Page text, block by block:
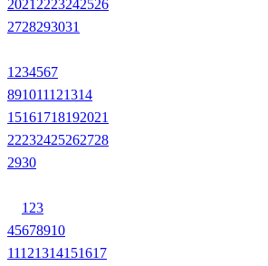
2021 2223242526
2728293031
1 234567
891011121314
15161718192021
22232425262728
2930
1 23
45678910
11121314151617